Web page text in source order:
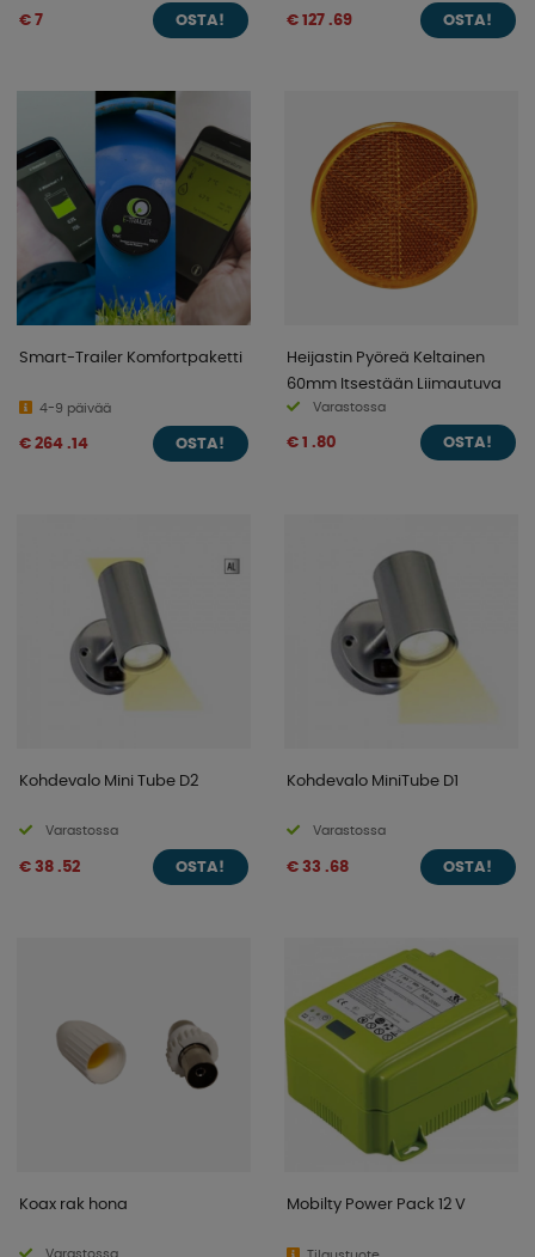
€ 7 OSTA! € 127 .69 OSTA!
Smart-Trailer Komfortpaketti
4-9 päivää
€ 264 .14 OSTA!
Heijastin Pyöreä Keltainen
60mm Itsestään Liimautuva
Varastossa
€ 1 .80 OSTA!
Kohdevalo Mini Tube D2
Varastossa
€ 38 .52 OSTA!
Kohdevalo MiniTube D1
Varastossa
€ 33 .68 OSTA!
Koax rak hona
Varastossa
Mobilty Power Pack 12 V